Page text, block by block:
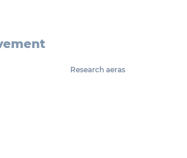
Research aeras